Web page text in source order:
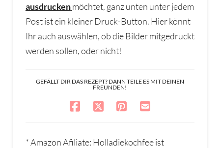
ausdruckenmöchtet, ganz unten unter jedem
Post ist ein kleiner Druck-Button. Hier könnt
Ihr auch auswählen, ob die Bilder mitgedruckt
werden sollen, oder nicht!
GEFÄLLT DIR DAS REZEPT? DANN TEILE ES MIT DEINEN
FREUNDEN!
* Amazon Afiliate: Holladiekochfee ist